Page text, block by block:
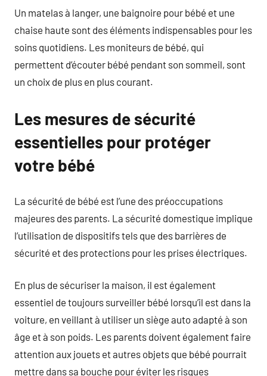
Un matelas à langer, une baignoire pour bébé et une
chaise haute sont des éléments indispensables pour les
soins quotidiens. Les moniteurs de bébé, qui
permettent d’écouter bébé pendant son sommeil, sont
un choix de plus en plus courant.
Les mesures de sécurité
essentielles pour protéger
votre bébé
La sécurité de bébé est l’une des préoccupations
majeures des parents. La sécurité domestique implique
l’utilisation de dispositifs tels que des barrières de
sécurité et des protections pour les prises électriques.
En plus de sécuriser la maison, il est également
essentiel de toujours surveiller bébé lorsqu’il est dans la
voiture, en veillant à utiliser un siège auto adapté à son
âge et à son poids. Les parents doivent également faire
attention aux jouets et autres objets que bébé pourrait
mettre dans sa bouche pour éviter les risques